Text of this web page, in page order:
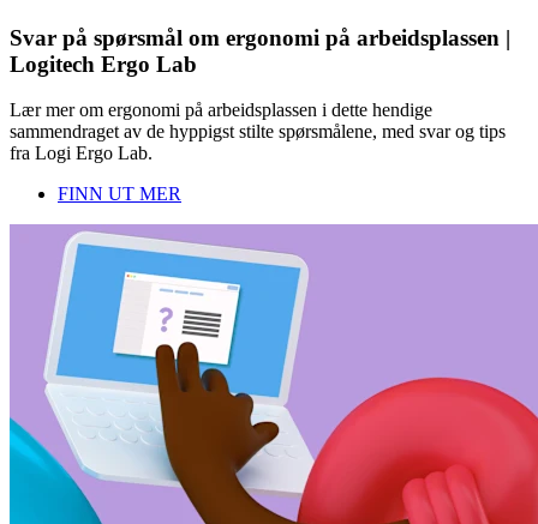
Svar på spørsmål om ergonomi på arbeidsplassen |
Logitech Ergo Lab
Lær mer om ergonomi på arbeidsplassen i dette hendige
sammendraget av de hyppigst stilte spørsmålene, med svar og tips
fra Logi Ergo Lab.
FINN UT MER